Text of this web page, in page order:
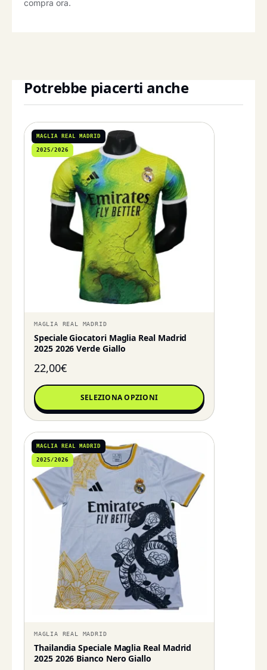
compra ora.
Potrebbe piacerti anche
MAGLIA REAL MADRID
2025/2026
MAGLIA REAL MADRID
Speciale Giocatori Maglia Real Madrid
2025 2026 Verde Giallo
22,00€
SELEZIONA OPZIONI
MAGLIA REAL MADRID
2025/2026
MAGLIA REAL MADRID
Thailandia Speciale Maglia Real Madrid
2025 2026 Bianco Nero Giallo